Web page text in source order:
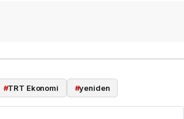
#TRT Ekonomi #yeniden